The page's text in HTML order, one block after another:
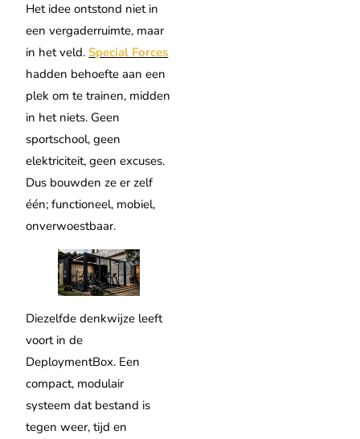
Het idee ontstond niet in
een vergaderruimte, maar
in het veld.Special Forces
hadden behoefte aan een
plek om te trainen, midden
in het niets. Geen
sportschool, geen
elektriciteit, geen excuses.
Dus bouwden ze er zelf
één; functioneel, mobiel,
onverwoestbaar.
Diezelfde denkwijze leeft
voort in de
DeploymentBox. Een
compact, modulair
systeem dat bestand is
tegen weer, tijd en